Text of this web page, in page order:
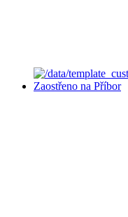
Zaostřeno na Příbor